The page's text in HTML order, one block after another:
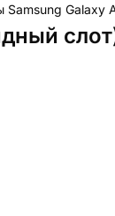
Galaxy